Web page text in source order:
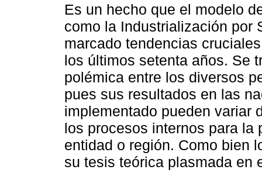
Es un hecho que el modelo
como la Industrialización por
marcado tendencias
los últimos setenta años. Se
polémica entre los diversos
pues sus resultados en las
implementado pueden variar
los procesos internos para la
entidad o región. Como bien
su tesis teórica plasmada en